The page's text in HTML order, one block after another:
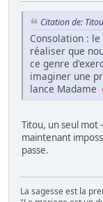
Citation de:
Consolation :
réaliser que
ce genre
imaginer une
lance Madame
Titou, un seul mot
maintenant
passe.
La sagesse est la